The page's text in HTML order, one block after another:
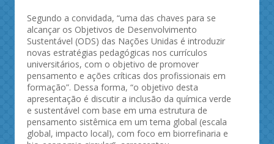
Segundo a convidada, “uma das chaves para se
alcançar os Objetivos de Desenvolvimento
Sustentável (ODS) das Nações Unidas é introduzir
novas estratégias pedagógicas nos currículos
universitários, com o objetivo de promover
pensamento e ações críticas dos profissionais em
formação”. Dessa forma, “o objetivo desta
apresentação é discutir a inclusão da química verde
e sustentável com base em uma estrutura de
pensamento sistêmica em um tema global (escala
global, impacto local), com foco em biorrefinaria e